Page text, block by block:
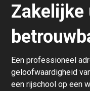
Zakelijke
Een professioneel
geloofwaardigheid
een rijschool op een